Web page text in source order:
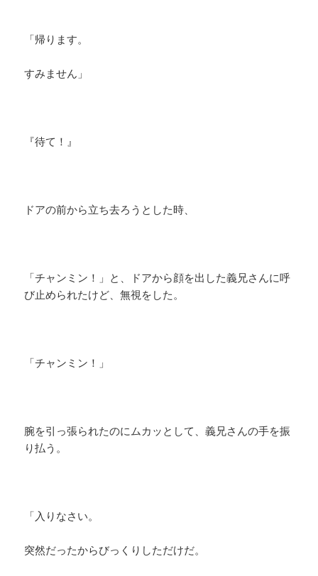
「帰ります。
すみません」
『待て！』
ドアの前から立ち去ろうとした時、
「チャンミン！」と、ドアから顔を出した義兄さんに呼
び止められたけど、無視をした。
「チャンミン！」
腕を引っ張られたのにムカッとして、義兄さんの手を振
り払う。
「入りなさい。
突然だったからびっくりしただけだ。